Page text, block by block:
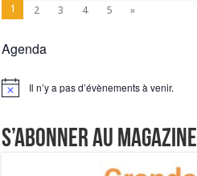
1 2 3 4 5 »
Agenda
Notice Il n’y a pas d’évènements à venir.
S’abonner au magazine